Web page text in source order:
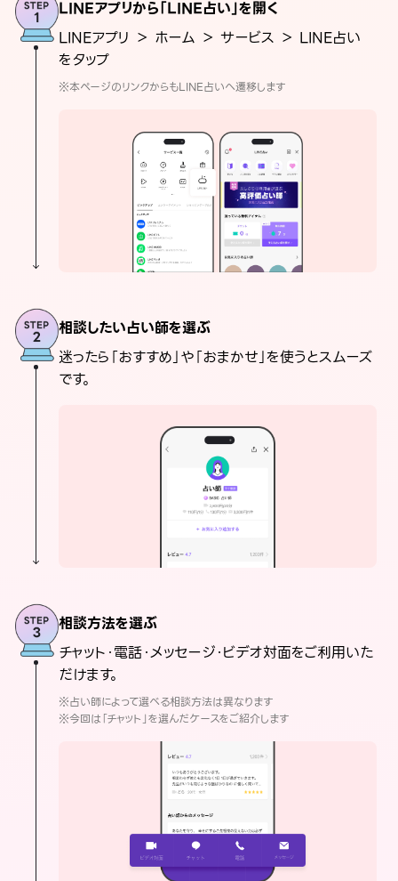
LINEアプリから「LINE占い」を開く
LINEアプリ ＞ ホーム ＞ サービス ＞ LINE占い
をタップ
※本ページのリンクからもLINE占いへ遷移します
相談したい占い師を選ぶ
迷ったら「おすすめ」や「おまかせ」を使うとスムーズ
です。
相談方法を選ぶ
チャット・電話・メッセージ・ビデオ対面をご利用いた
だけます。
※占い師によって選べる相談方法は異なります
※今回は「チャット」を選んだケースをご紹介します